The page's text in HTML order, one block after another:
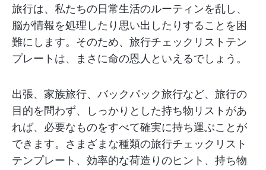
旅行は、私たちの日常生活のルーティンを乱し、
脳が情報を処理したり思い出したりすることを困
難にします。そのため、旅行チェックリストテン
プレートは、まさに命の恩人といえるでしょう。
出張、家族旅行、バックパック旅行など、旅行の
目的を問わず、しっかりとした持ち物リストがあ
れば、必要なものをすべて確実に持ち運ぶことが
できます。さまざまな種類の旅行チェックリスト
テンプレート、効率的な荷造りのヒント、持ち物